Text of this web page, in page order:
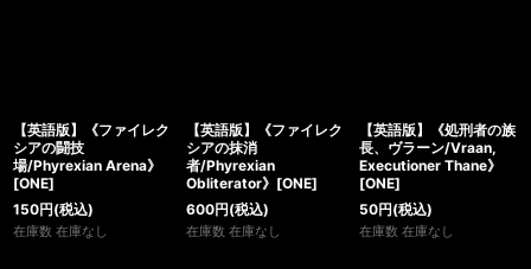
【英語版】《ファイレク
シアの闘技
場/Phyrexian Arena》
[ONE]
150円(税込)
在庫数 在庫なし
【英語版】《ファイレク
シアの抹消
者/Phyrexian
Obliterator》[ONE]
600円(税込)
在庫数 在庫なし
【英語版】《処刑者の族
長、ヴラーン/Vraan,
Executioner Thane》
[ONE]
50円(税込)
在庫数 在庫なし